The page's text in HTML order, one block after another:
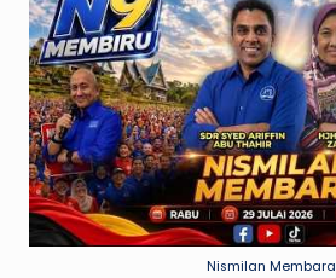
Nismilan Membara